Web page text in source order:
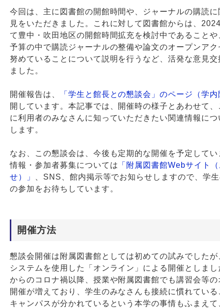
今回は、主に図書館の開館時間や、ジャーナルの購読
見をいただきました。これに対して図書館からは、
て豊中・吹田地区の開館時間拡充を検討中であること
予算の中で購読ジャーナルの整備や論文のオープンア
努めていることについて説明を行うなど、活発な意見
ました。
開催報告は、
「学生と館長との懇談会」のページ（学
開しています。本記事では、開催時の様子とあわせて
に利用者のみなさんに知っていただきたい関連情報に
します。
なお、この懇談会は、今後も定期的な開催を予定して
情報・参加者募集については 「附属図書館Webサイト
せ）」
、SNS、館内掲示等でお知らせしますので、学
の参加をお待ちしています。
開催方法
懇談会開催は附属図書館としては初めての試みでした
システムを使用した「オンライン」による開催としま
からのコロナ禍以降、授業や附属図書館でも講習会等
開催が増えており、学生のみなさんも接続に慣れてい
キャンパスが分かれているという本学の事情もふまえ